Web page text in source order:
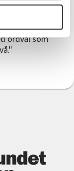
en vi aldrig
och
lättillgängligt
ordval som